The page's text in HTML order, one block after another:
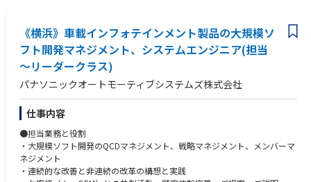
【アバナードで働くことの魅力】
・マイクロソフトテクノロジーを活用したソリューションを展開するリー
ディングカンパニーで働くこと
・19度目のマイクロソフト グローバル SI パートナー アワードを受賞（20
24年）
・充実したトレーニングプログラム（年間80時間以上、認定資格取得への
支援）
・ テクノロジーやスキル向上のための豊富なグローバルリソースの活用
・ 全ての社員のキャリアを支援するキャリアアドバイザー制度
・ 風通しが良く、チームワークで仕事を進められる環境
客向け提案資料/デモ作成、レビュー主導のご経験
・AI/クラウド案件の PL/PM 経験、P/L 責任、エンタープライズ提案の主
導、顧客向けの提案書類などのドキュメンテーションの経験、エンジニア
チームのチームビルディング経験
《横浜》車載インフォテインメント製品の大規模ソ
フト開発マネジメント、システムエンジニア(担当
～リーダークラス)
パナソニックオートモーティブシステムズ株式会社
仕事内容
●担当業務と役割
・大規模ソフト開発のQCDマネジメント、戦略マネジメント、メンバーマ
ネジメント
・連続的な改善と非連続の改革の構想と実践